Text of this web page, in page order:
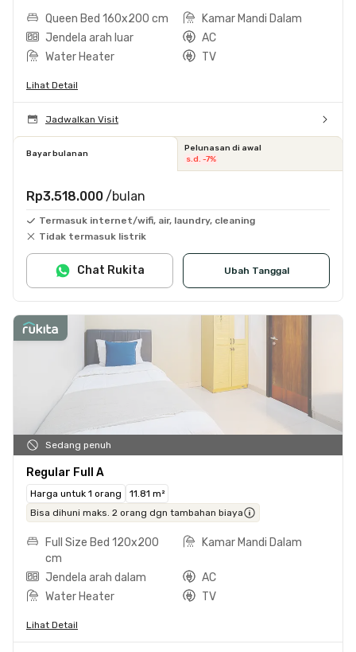
Queen Bed 160x200 cm
Kamar Mandi Dalam
Jendela arah luar
AC
Water Heater
TV
Lihat Detail
Jadwalkan Visit
Bayar bulanan
Pelunasan di awal
s.d. -7%
Rp3.518.000 /bulan
Termasuk internet/wifi, air, laundry, cleaning
Tidak termasuk listrik
Ubah Tanggal
Chat Rukita
Sedang penuh
Regular Full A
Harga untuk 1 orang
11.81 m²
Bisa dihuni maks. 2 orang dgn tambahan biaya
Full Size Bed 120x200
cm
Kamar Mandi Dalam
Jendela arah dalam
AC
Water Heater
TV
Lihat Detail